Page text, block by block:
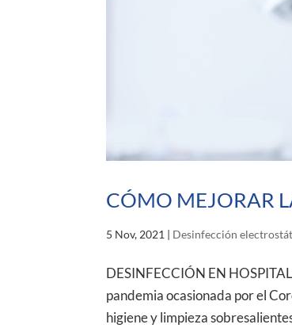
CÓMO MEJORAR
5 Nov, 2021 | Desinfección
DESINFECCIÓN EN
pandemia ocasionada por el
higiene y limpieza